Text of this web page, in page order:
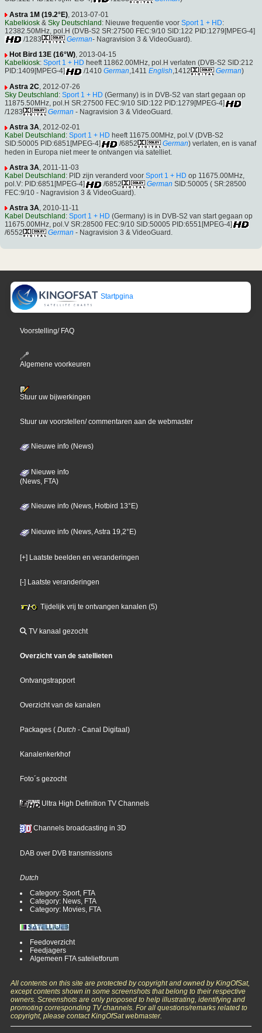
Astra 1M (19.2°E) , 2013-07-01
Kabelkiosk & Sky Deutschland: Nieuwe frequentie voor Sport 1 + HD:
12382.50MHz, pol.H (DVB-S2 SR:27500 FEC:9/10 SID:122 PID:1279[MPEG-4]
/1283
German- Nagravision 3 & VideoGuard).
Hot Bird 13E (16°W), 2013-04-15
Kabelkiosk: Sport 1 + HD heeft 11862.00MHz, pol.H verlaten (DVB-S2 SID:212
PID:1409[MPEG-4]
/1410 German,1411 English,1412 German)
Astra 2C, 2012-07-26
Sky Deutschland : Sport 1 + HD (Germany) is in DVB-S2 van start gegaan op
11875.50MHz, pol.H SR:27500 FEC:9/10 SID:122 PID:1279[MPEG-4]
/1283
German - Nagravision 3 & VideoGuard.
Astra 3A, 2012-02-01
Kabel Deutschland : Sport 1 + HD heeft 11675.00MHz, pol.V (DVB-S2
SID:50005 PID:6851[MPEG-4]
/6852 German) verlaten, en is vanaf
heden in Europa niet meer te ontvangen via satelliet.
Astra 3A, 2011-11-03
Kabel Deutschland : PID zijn veranderd voor Sport 1 + HD op 11675.00MHz,
pol.V: PID:6851[MPEG-4]
/6852 German SID:50005 ( SR:28500
FEC:9/10 - Nagravision 3 & VideoGuard).
Astra 3A, 2010-11-11
Kabel Deutschland : Sport 1 + HD (Germany) is in DVB-S2 van start gegaan op
11675.00MHz, pol.V SR:28500 FEC:9/10 SID:50005 PID:6551[MPEG-4]
/6552
German - Nagravision 3 & VideoGuard.
Startpgina
Voorstelling/ FAQ
Algemene voorkeuren
Stuur uw bijwerkingen
Stuur uw voorstellen/ commentaren aan de webmaster
Nieuwe info (News)
Nieuwe info
(News, FTA)
Nieuwe info (News, Hotbird 13°E)
Nieuwe info (News, Astra 19,2°E)
[+] Laatste beelden en veranderingen
[-] Laatste veranderingen
Tijdelijk vrij te ontvangen kanalen (5)
TV kanaal gezocht
Overzicht van de satellieten
Ontvangstrapport
Overzicht van de kanalen
Packages ( Dutch - Canal Digitaal)
Kanalenkerkhof
Foto´s gezocht
Ultra High Definition TV Channels
Channels broadcasting in 3D
DAB over DVB transmissions
Dutch
Category: Sport, FTA
Category: News, FTA
Category: Movies, FTA
Feedoverzicht
Feedjagers
Algemeen FTA satelietforum
All contents on this site are protected by copyright and owned by KingOfSat,
except contents shown in some screenshots that belong to their respective
owners. Screenshots are only proposed to help illustrating, identifying and
promoting corresponding TV channels. For all questions/remarks related to
copyright, please contact KingOfSat webmaster.